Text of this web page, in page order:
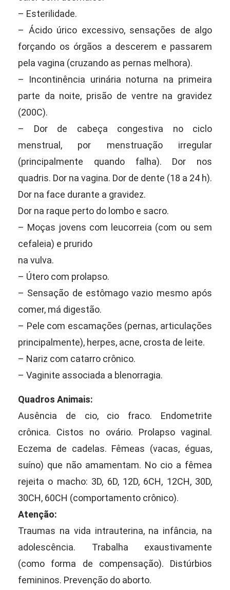
– Esterilidade.
– Ácido úrico excessivo, sensações de algo
forçando os órgãos a descerem e passarem
pela vagina (cruzando as pernas melhora).
– Incontinência urinária noturna na primeira
parte da noite, prisão de ventre na gravidez
(200C).
– Dor de cabeça congestiva no ciclo
menstrual, por menstruação irregular
(principalmente quando falha). Dor nos
quadris. Dor na vagina. Dor de dente (18 a 24 h).
Dor na face durante a gravidez.
Dor na raque perto do lombo e sacro.
– Moças jovens com leucorreia (com ou sem
cefaleia) e prurido
na vulva.
– Útero com prolapso.
– Sensação de estômago vazio mesmo após
comer, má digestão.
– Pele com escamações (pernas, articulações
principalmente), herpes, acne, crosta de leite.
– Nariz com catarro crônico.
– Vaginite associada a blenorragia.
Quadros Animais:
Ausência de cio, cio fraco. Endometrite
crônica. Cistos no ovário. Prolapso vaginal.
Eczema de cadelas. Fêmeas (vacas, éguas,
suíno) que não amamentam. No cio a fêmea
rejeita o macho: 3D, 6D, 12D, 6CH, 12CH, 30D,
30CH, 60CH (comportamento crônico).
Atenção:
Traumas na vida intrauterina, na infância, na
adolescência. Trabalha exaustivamente
(como forma de compensação). Distúrbios
femininos. Prevenção do aborto.